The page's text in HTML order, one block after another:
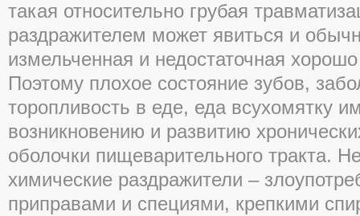
такая относительно грубая
раздражителем может явиться и
измельченная и недостаточная
Поэтому плохое состояние зубов,
торопливость в еде, еда всухомятку
возникновению и развитию
оболочки пищеварительного тракта.
химические раздражители –
приправами и специями, крепкими